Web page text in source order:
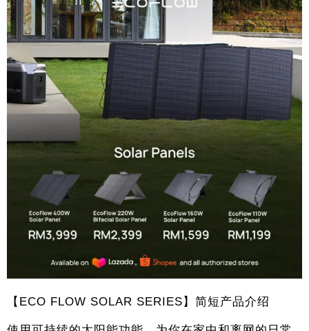
【ECO FLOW SOLAR SERIES】简短产品介绍